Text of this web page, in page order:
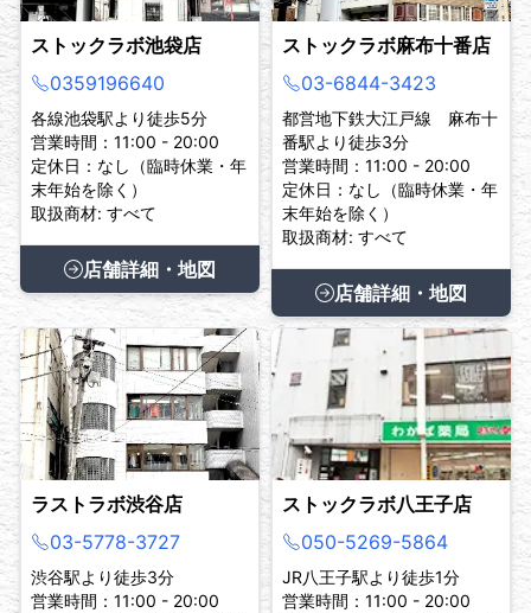
ストックラボ池袋店
0359196640
各線池袋駅より徒歩5分
営業時間：11:00 - 20:00
定休日：なし（臨時休業・年
末年始を除く）
取扱商材: すべて
店舗詳細・地図
ストックラボ麻布十番店
03-6844-3423
都営地下鉄大江戸線 麻布十
番駅より徒歩3分
営業時間：11:00 - 20:00
定休日：なし（臨時休業・年
末年始を除く）
取扱商材: すべて
店舗詳細・地図
ラストラボ渋谷店
03-5778-3727
渋谷駅より徒歩3分
営業時間：11:00 - 20:00
ストックラボ八王子店
050-5269-5864
JR八王子駅より徒歩1分
営業時間：11:00 - 20:00